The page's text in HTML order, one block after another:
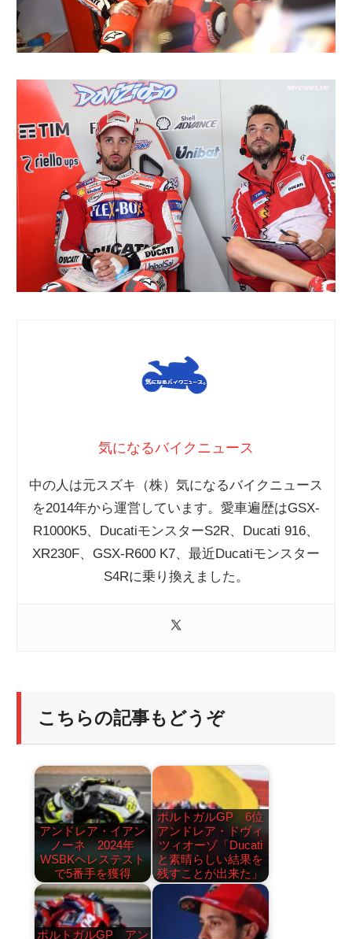
気になるバイクニュース
中の人は元スズキ（株）気になるバイクニュース
を2014年から運営しています。愛車遍歴はGSX-
R1000K5、DucatiモンスターS2R、Ducati 916、
XR230F、GSX-R600 K7、最近Ducatiモンスター
S4Rに乗り換えました。
こちらの記事もどうぞ
アンドレア・イアン
ノーネ 2024年
WSBKヘレステスト
で5番手を獲得
ポルトガルGP 6位
アンドレア・ドヴィ
ツィオーゾ「Ducati
と素晴らしい結果を
残すことが出来た」
ポルトガルGP アン